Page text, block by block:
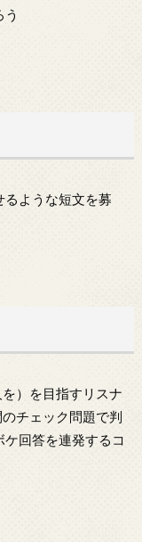
るような短文を募
）を目指すリスナ
チェック問題で判
回答を連発するコ